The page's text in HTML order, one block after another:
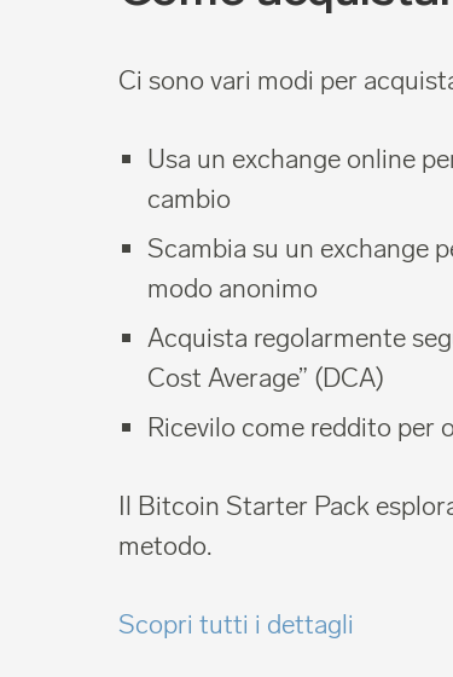
Ci sono vari modi per
Usa un exchange online
cambio
Scambia su un exchange
modo anonimo
Acquista regolarmente
Cost Average” (DCA)
Ricevilo come reddito per
Il Bitcoin Starter Pack
metodo.
Scopri tutti i dettagli